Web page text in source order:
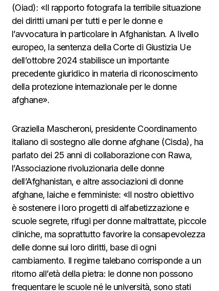
(Oiad): «Il rapporto fotografa la terribile situazione
dei diritti umani per tutti e per le donne e
l’avvocatura in particolare in Afghanistan. A livello
europeo, la sentenza della Corte di Giustizia Ue
dell’ottobre 2024 stabilisce un importante
precedente giuridico in materia di riconoscimento
della protezione internazionale per le donne
afghane».
Graziella Mascheroni, presidente Coordinamento
italiano di sostegno alle donne afghane (Cisda), ha
parlato dei 25 anni di collaborazione con Rawa,
l’Associazione rivoluzionaria delle donne
dell’Afghanistan, e altre associazioni di donne
afghane, laiche e femministe: «Il nostro obiettivo
è sostenere i loro progetti di alfabetizzazione e
scuole segrete, rifugi per donne maltrattate, piccole
cliniche, ma soprattutto favorire la consapevolezza
delle donne sui loro diritti, base di ogni
cambiamento. Il regime talebano corrisponde a un
ritorno all’età della pietra: le donne non possono
frequentare le scuole né le università, sono stati